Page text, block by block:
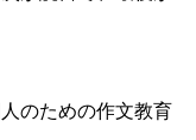
のための作文教育